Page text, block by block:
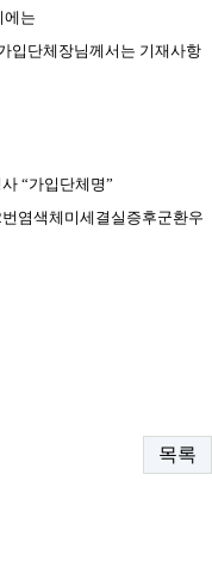
에는
입단체장님께서는 기재사항
“가입단체명”
염색체미세결실증후군환우
목록